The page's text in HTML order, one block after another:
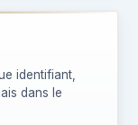
identifiant,
dans le